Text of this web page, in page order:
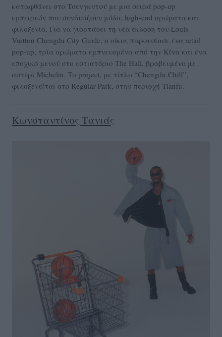
καταφθάνει στο Τσενγκντού με μια σειρά pop-up
εμπειριών που συνδυάζουν μόδα, high-end αρώματα και
φιλοξενία. Για να γιορτάσει τη νέα έκδοση του Louis
Vuitton Chengdu City Guide, ο οίκος παρουσίασε ένα retail
pop-up, τρία αρώματα εμπνευσμένα από την Κίνα και ένα
εποχικό μενού στο εστιατόριο The Hall, βραβευμένο με
αστέρι Michelin. Το project, με τίτλο “Chengdu Chill”,
φιλοξενείται στο Regular Park, στην περιοχή Tianfu.
Κωνσταντίνος Τανιάς